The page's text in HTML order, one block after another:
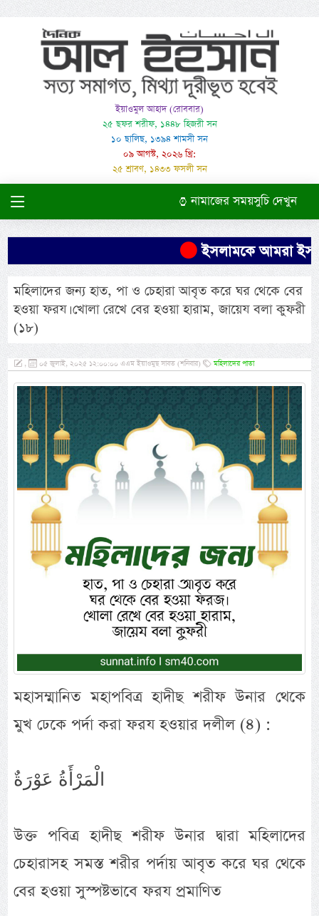
ইয়াওমুল আহাদ (রোববার)
২৫ ছফর শরীফ, ১৪৪৮ হিজরী সন
১০ ছালিছ, ১৩৯৪ শামসী সন
০৯ আগস্ট, ২০২৬ খ্রি:
২৫ শ্রাবণ, ১৪৩৩ ফসলী সন
নামাজের সময়সুচি দেখুন
ইসলামকে আমরা
মহিলাদের জন্য হাত, পা ও চেহারা আবৃত করে ঘর থেকে বের
হওয়া ফরয। খোলা রেখে বের হওয়া হারাম, জায়েয বলা কুফরী
(১৮)
, ০৫ জুলাই, ২০২৫ ১২:০০:০০ এএম ইয়াওমুছ সাবত (শনিবার) মহিলাদের পাতা
মহাসম্মানিত মহাপবিত্র হাদীছ শরীফ উনার থেকে
মুখ ঢেকে পর্দা করা ফরয হওয়ার দলীল (৪) :
الْمَرْأَةُ عَوْرَةٌ
উক্ত পবিত্র হাদীছ শরীফ উনার দ্বারা মহিলাদের
চেহারাসহ সমস্ত শরীর পর্দায় আবৃত করে ঘর থেকে
বের হওয়া সুস্পষ্টভাবে ফরয প্রমাণিত